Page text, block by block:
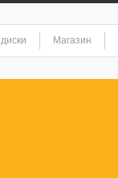
Магазин